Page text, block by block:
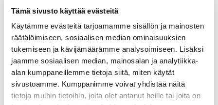
Tämä sivusto käyttää evästeitä
Käytämme evästeitä tarjoamamme sisällön ja mainosten
räätälöimiseen, sosiaalisen median ominaisuuksien
tukemiseen ja kävijämäärämme analysoimiseen. Lisäksi
jaamme sosiaalisen median, mainosalan ja analytiikka-
alan kumppaneillemme tietoja siitä, miten käytät
sivustoamme. Kumppanimme voivat yhdistää näitä
tietoja muihin tietoihin, joita olet antanut heille tai joita on
Tarjoilukulho Frida 15 x
15cm
Melamiininen tarjoiluastia
puukuvioitu
korkeus 7,5cm
Tarjoilukulho Element
28cm, Pyöreä
Tilavuus: 3,0L